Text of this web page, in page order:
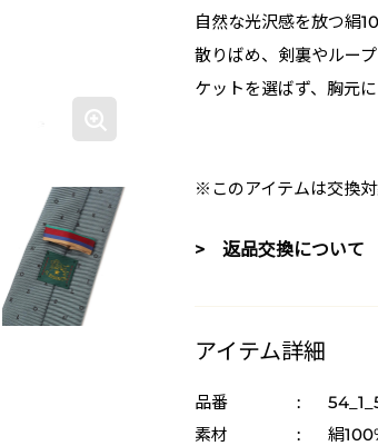
自然な光沢感を放つ絹
散りばめ、剣裏やルー
ケットを選ばず、胸元
※このアイテムは交換
> 返品交換について
アイテム詳細
品番 :
素材
:
絹